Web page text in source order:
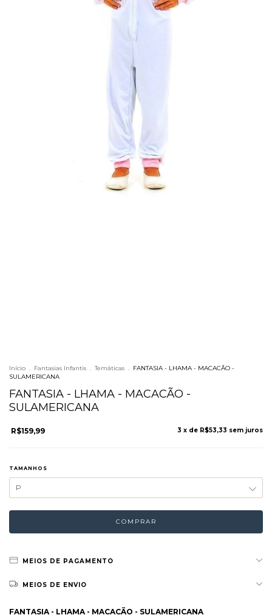
Início Fantasias Infantis Temáticas
FANTASIA - LHAMA - MACACÃO -
SULAMERICANA
FANTASIA - LHAMA - MACACÃO -
SULAMERICANA
R$159,99 3 x de R$53,33 sem juros
TAMANHOS
MEIOS DE PAGAMENTO
MEIOS DE ENVIO
FANTASIA - LHAMA - MACACÃO - SULAMERICANA